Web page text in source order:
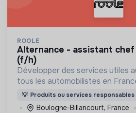
ROOLE
alternance - assistant chef de projet rse
(f/h)
Développer des services utiles
tous les automobilistes en
automobilistes d’être acteurs
écologique sans renoncer à leur
💡 Produits ou services responsables
Boulogne-Billancourt, France